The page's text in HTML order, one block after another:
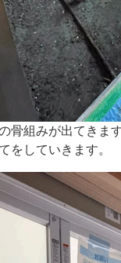
骨組みが出てきま
をしていきます。